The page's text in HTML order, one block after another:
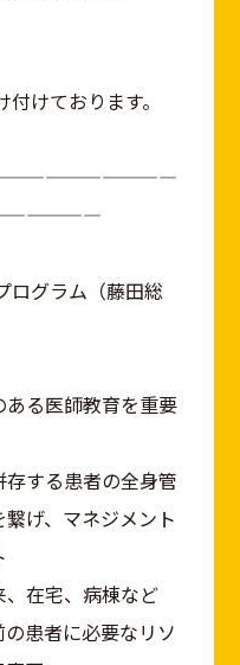
けております。
ログラム（藤田総
る医師教育を重要
存する患者の全身管
げ、マネジメント
、在宅、病棟など
患者に必要なリソ